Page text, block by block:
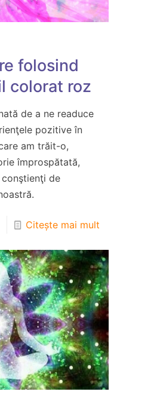
folosind
colorat roz
de a ne readuce
pozitive în
am trăit-o,
împrospătată,
de
Citește mai mult